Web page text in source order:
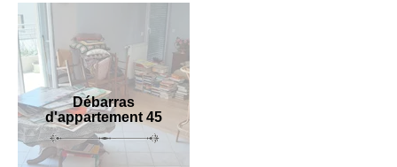
Débarras
d'appartement 45